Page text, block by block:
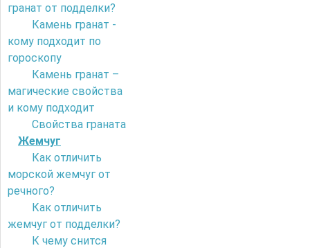
гранат от подделки?
Камень гранат -
кому подходит по
гороскопу
Камень гранат –
магические свойства
и кому подходит
Свойства граната
Жемчуг
Как отличить
морской жемчуг от
речного?
Как отличить
жемчуг от подделки?
К чему снится